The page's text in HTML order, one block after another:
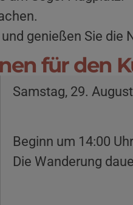
genießen Sie die
für den
Samstag, 29.
Beginn um 14:00 Uhr
Die Wanderung